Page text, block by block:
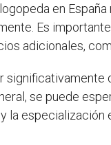
en España
Es
adicionales,
se puede
la especialización